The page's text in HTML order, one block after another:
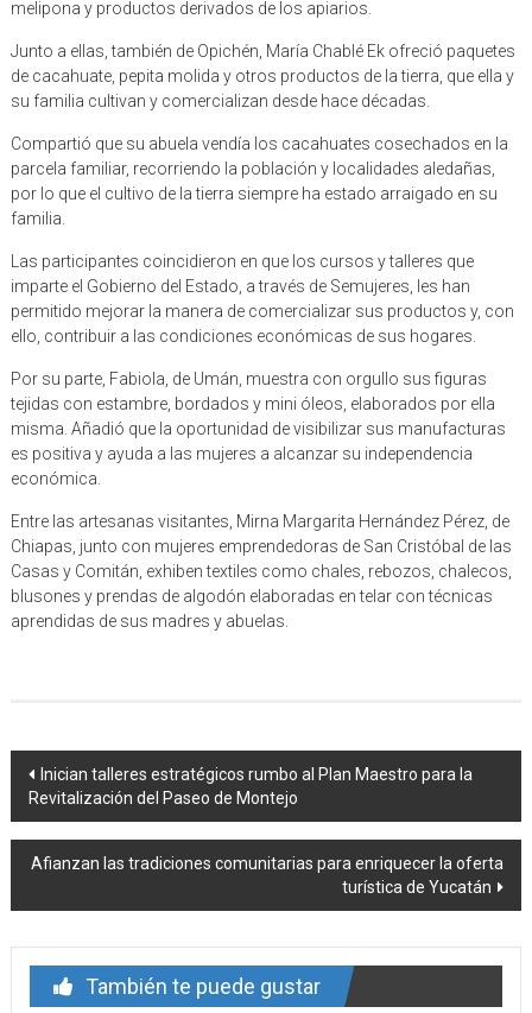
melipona y productos derivados de los apiarios.
Junto a ellas, también de Opichén, María Chablé Ek ofreció paquetes
de cacahuate, pepita molida y otros productos de la tierra, que ella y
su familia cultivan y comercializan desde hace décadas.
Compartió que su abuela vendía los cacahuates cosechados en la
parcela familiar, recorriendo la población y localidades aledañas,
por lo que el cultivo de la tierra siempre ha estado arraigado en su
familia.
Las participantes coincidieron en que los cursos y talleres que
imparte el Gobierno del Estado, a través de Semujeres, les han
permitido mejorar la manera de comercializar sus productos y, con
ello, contribuir a las condiciones económicas de sus hogares.
Por su parte, Fabiola, de Umán, muestra con orgullo sus figuras
tejidas con estambre, bordados y mini óleos, elaborados por ella
misma. Añadió que la oportunidad de visibilizar sus manufacturas
es positiva y ayuda a las mujeres a alcanzar su independencia
económica.
Entre las artesanas visitantes, Mirna Margarita Hernández Pérez, de
Chiapas, junto con mujeres emprendedoras de San Cristóbal de las
Casas y Comitán, exhiben textiles como chales, rebozos, chalecos,
blusones y prendas de algodón elaboradas en telar con técnicas
aprendidas de sus madres y abuelas.
Navegación
de
entrada
Inician talleres estratégicos rumbo al Plan Maestro para la
Revitalización del Paseo de Montejo
Afianzan las tradiciones comunitarias para enriquecer la oferta
turística de Yucatán
También te puede gustar